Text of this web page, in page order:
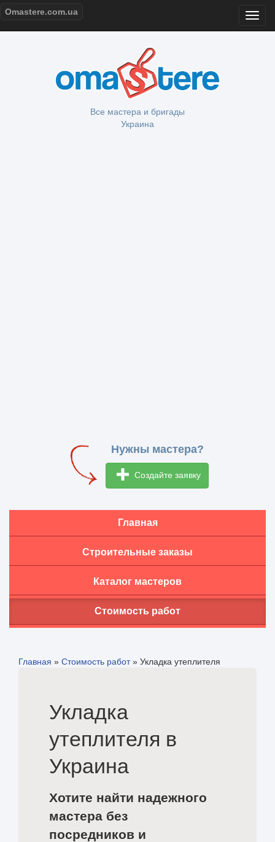
Omastere.com.ua
Все мастера и бригады
Украина
Нужны мастера?
Создайте заявку
Главная
Строительные заказы
Каталог мастеров
Стоимость работ
Главная » Стоимость работ» Укладка утеплителя
Укладка
утеплителя в
Украина
Хотите найти надежного
мастера без
посредников и